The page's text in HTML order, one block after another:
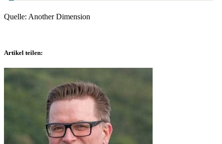
Quelle: Another Dimension
Artikel teilen: